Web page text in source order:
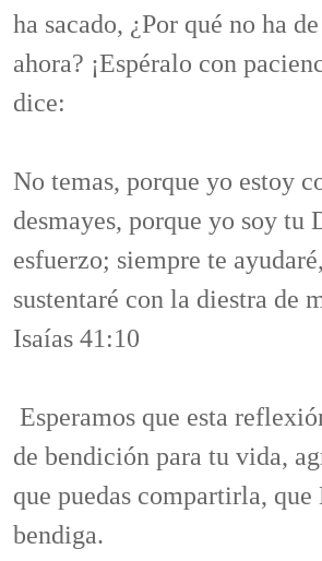
ha sacado, ¿Por qué no ha
ahora? ¡Espéralo con
dice:
No temas, porque yo estoy
desmayes, porque yo soy tu
esfuerzo; siempre te
sustentaré con la diestra de
Isaías 41:10
Esperamos que esta
de bendición para tu vida,
que puedas compartirla, que
bendiga.